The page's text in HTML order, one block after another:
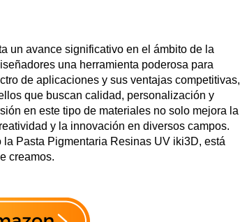
un avance significativo en el ámbito de la
una herramienta poderosa para
de aplicaciones y sus ventajas competitivas,
que buscan calidad, personalización y
en este tipo de materiales no solo mejora la
y la innovación en diversos campos.
Pasta Pigmentaria Resinas UV iki3D, está
creamos.